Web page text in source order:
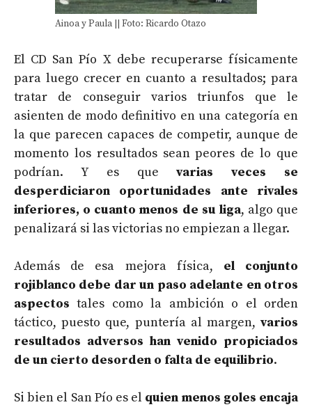
Ainoa y Paula || Foto: Ricardo Otazo
El CD San Pío X debe recuperarse físicamente
para luego crecer en cuanto a resultados; para
tratar de conseguir varios triunfos que le
asienten de modo definitivo en una categoría en
la que parecen capaces de competir, aunque de
momento los resultados sean peores de lo que
podrían. Y es quevarias veces se
desperdiciaron oportunidades ante rivales
inferiores, o cuanto menos de su liga, algo que
penalizará si las victorias no empiezan a llegar.
Además de esa mejora física, el conjunto
rojiblanco debe dar un paso adelante en otros
aspectos tales como la ambición o el orden
táctico, puesto que, puntería al margen, varios
resultados adversos han venido propiciados
de un cierto desorden o falta de equilibrio.
Si bien el San Pío es el quien menos goles encaja